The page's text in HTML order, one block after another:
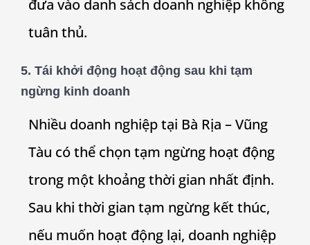
đưa vào danh sách doanh nghiệp không
tuân thủ.
5. Tái khởi động hoạt động sau khi tạm
ngừng kinh doanh
Nhiều doanh nghiệp tại Bà Rịa – Vũng
Tàu có thể chọn tạm ngừng hoạt động
trong một khoảng thời gian nhất định.
Sau khi thời gian tạm ngừng kết thúc,
nếu muốn hoạt động lại, doanh nghiệp